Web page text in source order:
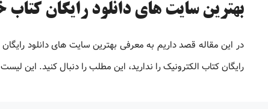
بهترین سایت های دانلود رایگان کتاب
در این مقاله قصد داریم به معرفی بهترین سایت های دانلود
رایگان کتاب الکترونیک را ندارید، این مطلب را دنبال کنید. این